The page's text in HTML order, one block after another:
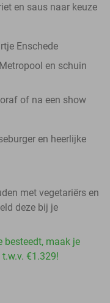
en saus naar keuze
Enschede
en schuin
of na een show
en heerlijke
met vegetariërs en
deze bij je
besteedt, maak je
€1.329!